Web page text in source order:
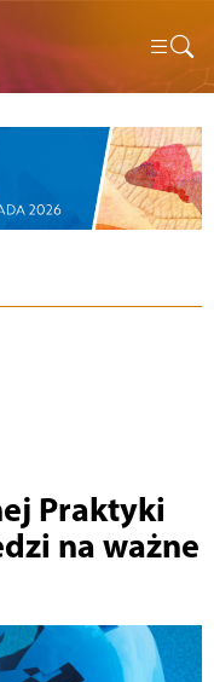
Praktyki
na ważne